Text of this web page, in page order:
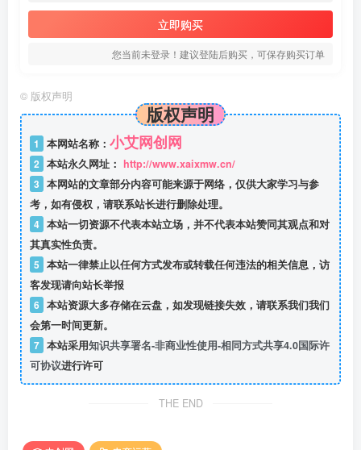
立即购买
您当前未登录！建议登陆后购买，可保存购买订单
© 版权声明
版权声明
1 本网站名称： 小艾网创网
2 本站永久网址： http://www.xaixmw.cn/
3 本网站的文章部分内容可能来源于网络，仅供大家学习与参
考，如有侵权，请联系站长进行删除处理。
4 本站一切资源不代表本站立场，并不代表本站赞同其观点和对
其真实性负责。
5 本站一律禁止以任何方式发布或转载任何违法的相关信息，访
客发现请向站长举报
6 本站资源大多存储在云盘，如发现链接失效，请联系我们我们
会第一时间更新。
7 本站采用知识共享署名-非商业性使用-相同方式共享4.0国际许
可协议进行许可
THE END